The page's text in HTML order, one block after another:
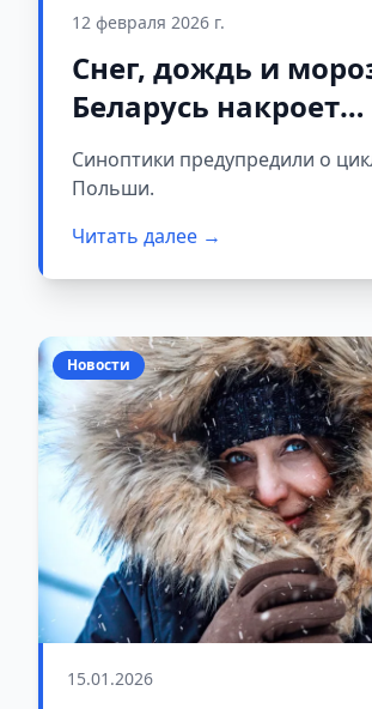
12 февраля 2026 г.
Снег, дождь и
Беларусь накроет
атмосферный фронт
Синоптики предупредили о
Польши.
Читать далее →
Новости
15.01.2026